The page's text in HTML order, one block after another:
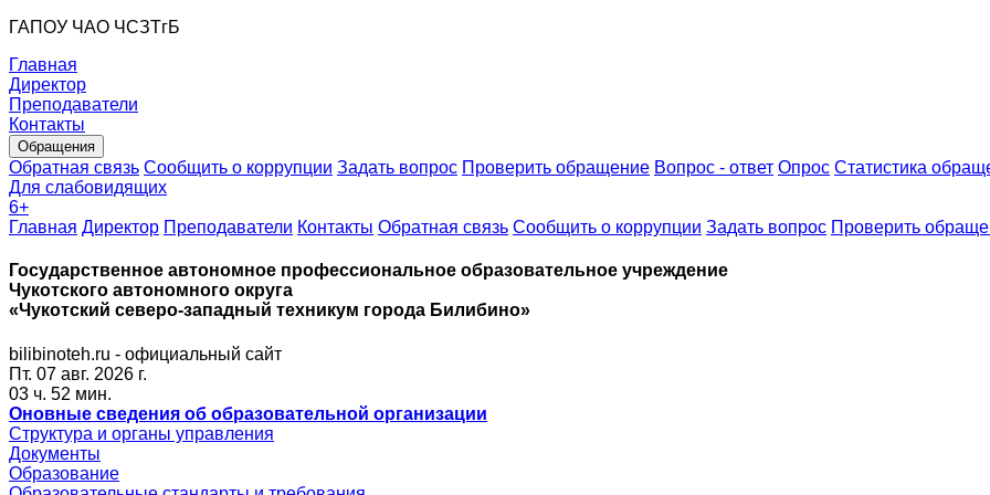
ГАПОУ ЧАО ЧСЗТгБ
Главная
Директор
Преподаватели
Контакты
Обращения
Обратная связь Сообщить о коррупции Задать вопрос Проверить обращение Вопрос - ответ Опрос Статистика
Для слабовидящих
6+
Главная Директор Преподаватели Контакты Обратная связь Сообщить о коррупции Задать вопрос Проверить
Государственное автономное профессиональное образовательное учреждение
Чукотского автономного округа
«Чукотский северо-западный техникум города Билибино»
bilibinoteh.ru - официальный сайт
Пт. 07 авг. 2026 г.
03 ч. 52 мин.
Оновные сведения об образовательной организации
Структура и органы управления
Документы
Образование